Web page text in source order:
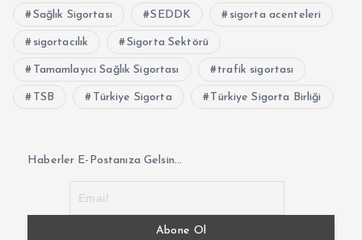
Sağlık Sigortası SEDDK sigorta acenteleri
sigortacılık Sigorta Sektörü
Tamamlayıcı Sağlık Sigortası trafik sigortası
TSB Türkiye Sigorta Türkiye Sigorta Birliği
Haberler E-Postanıza Gelsin...